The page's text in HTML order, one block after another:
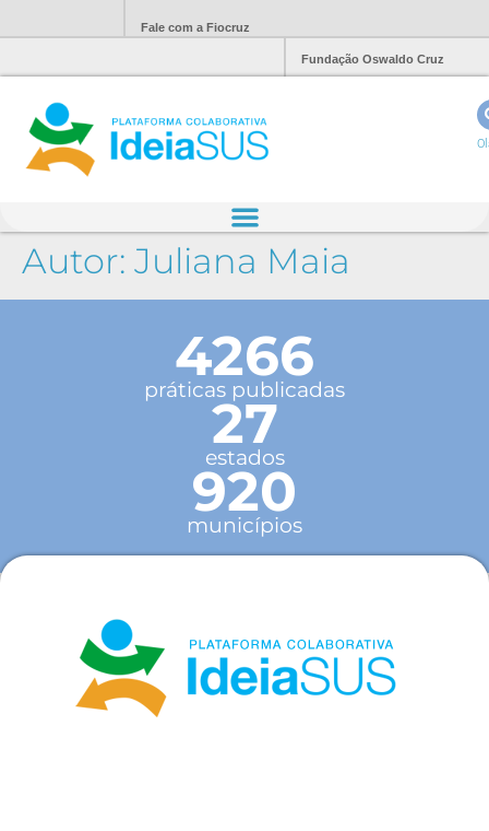
Fale com a Fiocruz
Fundação Oswaldo Cruz
Autor: Juliana Maia
4266
práticas publicadas
27
estados
920
municípios